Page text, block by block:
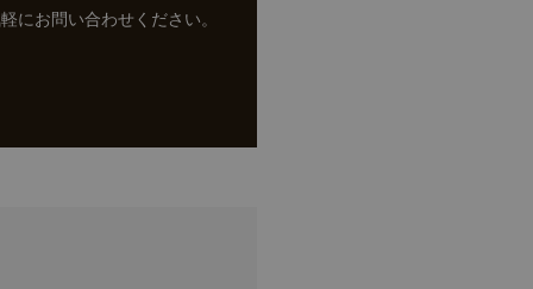
にお問い合わせください。